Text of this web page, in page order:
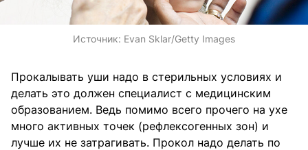
Источник: Evan Sklar/Getty Images
Прокалывать уши надо в стерильных условиях и
делать это должен специалист с медицинским
образованием. Ведь помимо всего прочего на ухе
много активных точек (рефлексогенных зон) и
лучше их не затрагивать. Прокол надо делать по